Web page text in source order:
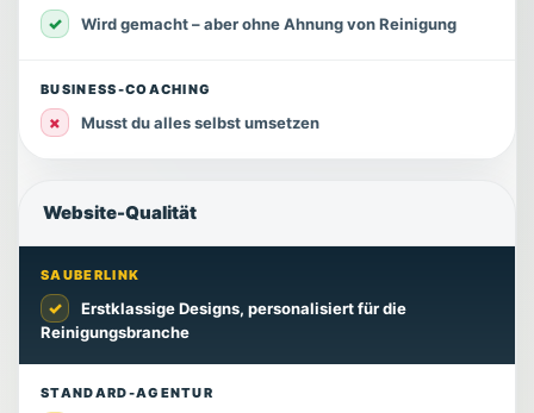
✓ Wird gemacht – aber ohne Ahnung von Reinigung
BUSINESS-COACHING
× Musst du alles selbst umsetzen
Website-Qualität
STANDARD-AGENTUR
SAUBERLINK
✓
Erstklassige Designs, personalisiert für die
Reinigungsbranche